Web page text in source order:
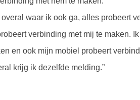
waar ik ook ga, alles probeert
verbinding met mij te maken.
en ook mijn mobiel probeert
krijg ik dezelfde melding.”